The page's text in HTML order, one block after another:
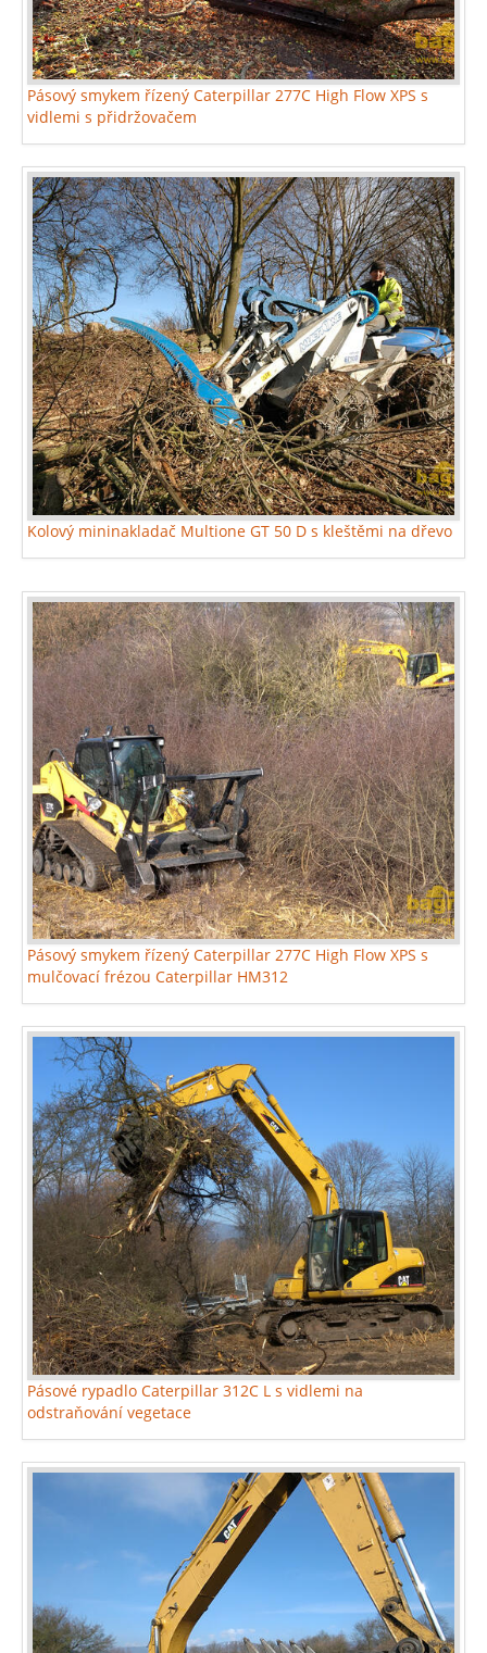
Pásový smykem řízený Caterpillar 277C High Flow XPS s
vidlemi s přidržovačem
Kolový mininakladač Multione GT 50 D s kleštěmi na dřevo
Pásový smykem řízený Caterpillar 277C High Flow XPS s
mulčovací frézou Caterpillar HM312
Pásové rypadlo Caterpillar 312C L s vidlemi na
odstraňování vegetace